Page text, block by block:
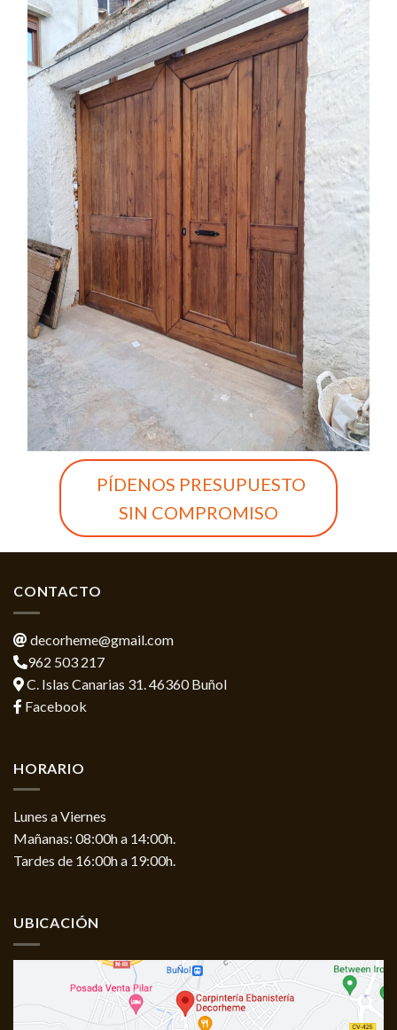
PÍDENOS PRESUPUESTO
SIN COMPROMISO
CONTACTO
decorheme@gmail.com
962 503 217
C. Islas Canarias 31. 46360 Buñol
Facebook
HORARIO
Lunes a Viernes
Mañanas: 08:00h a 14:00h.
Tardes de 16:00h a 19:00h.
UBICACIÓN